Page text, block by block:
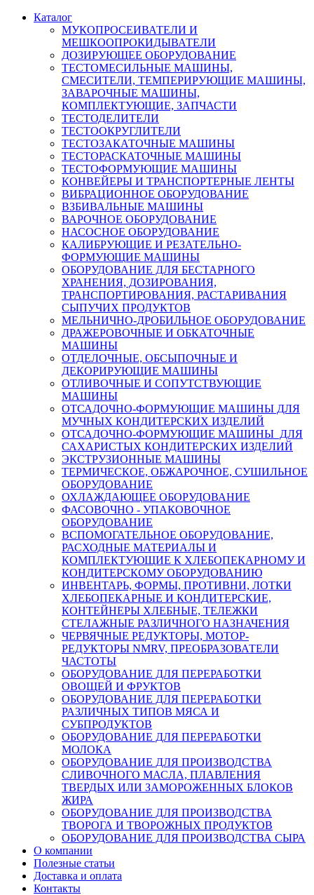
Каталог
МУКОПРОСЕИВАТЕЛИ И
МЕШКООПРОКИДЫВАТЕЛИ
ДОЗИРУЮЩЕЕ ОБОРУДОВАНИЕ
ТЕСТОМЕСИЛЬНЫЕ МАШИНЫ,
СМЕСИТЕЛИ, ТЕМПЕРИРУЮЩИЕ МАШИНЫ,
ЗАВАРОЧНЫЕ МАШИНЫ,
КОМПЛЕКТУЮЩИЕ, ЗАПЧАСТИ
ТЕСТОДЕЛИТЕЛИ
ТЕСТООКРУГЛИТЕЛИ
ТЕСТОЗАКАТОЧНЫЕ МАШИНЫ
ТЕСТОРАСКАТОЧНЫЕ МАШИНЫ
ТЕСТОФОРМУЮЩИЕ МАШИНЫ
КОНВЕЙЕРЫ И ТРАНСПОРТЕРНЫЕ ЛЕНТЫ
ВИБРАЦИОННОЕ ОБОРУДОВАНИЕ
ВЗБИВАЛЬНЫЕ МАШИНЫ
ВАРОЧНОЕ ОБОРУДОВАНИЕ
НАСОСНОЕ ОБОРУДОВАНИЕ
КАЛИБРУЮЩИЕ И РЕЗАТЕЛЬНО-
ФОРМУЮЩИЕ МАШИНЫ
ОБОРУДОВАНИЕ ДЛЯ БЕСТАРНОГО
ХРАНЕНИЯ, ДОЗИРОВАНИЯ,
ТРАНСПОРТИРОВАНИЯ, РАСТАРИВАНИЯ
СЫПУЧИХ ПРОДУКТОВ
МЕЛЬНИЧНО-ДРОБИЛЬНОЕ ОБОРУДОВАНИЕ
ДРАЖЕРОВОЧНЫЕ И ОБКАТОЧНЫЕ
МАШИНЫ
ОТДЕЛОЧНЫЕ, ОБСЫПОЧНЫЕ И
ДЕКОРИРУЮЩИЕ МАШИНЫ
ОТЛИВОЧНЫЕ И СОПУТСТВУЮЩИЕ
МАШИНЫ
ОТСАДОЧНО-ФОРМУЮЩИЕ МАШИНЫ ДЛЯ
МУЧНЫХ КОНДИТЕРСКИХ ИЗДЕЛИЙ
ОТСАДОЧНО-ФОРМУЮЩИЕ МАШИНЫ ДЛЯ
САХАРИСТЫХ КОНДИТЕРСКИХ ИЗДЕЛИЙ
ЭКСТРУЗИОННЫЕ МАШИНЫ
ТЕРМИЧЕСКОЕ, ОБЖАРОЧНОЕ, СУШИЛЬНОЕ
ОБОРУДОВАНИЕ
ОХЛАЖДАЮЩЕЕ ОБОРУДОВАНИЕ
ФАСОВОЧНО - УПАКОВОЧНОЕ
ОБОРУДОВАНИЕ
ВСПОМОГАТЕЛЬНОЕ ОБОРУДОВАНИЕ,
РАСХОДНЫЕ МАТЕРИАЛЫ И
КОМПЛЕКТУЮЩИЕ К ХЛЕБОПЕКАРНОМУ И
КОНДИТЕРСКОМУ ОБОРУДОВАНИЮ
ИНВЕНТАРЬ, ФОРМЫ, ПРОТИВНИ, ЛОТКИ
ХЛЕБОПЕКАРНЫЕ И КОНДИТЕРСКИЕ,
КОНТЕЙНЕРЫ ХЛЕБНЫЕ, ТЕЛЕЖКИ
СТЕЛАЖНЫЕ РАЗЛИЧНОГО НАЗНАЧЕНИЯ
ЧЕРВЯЧНЫЕ РЕДУКТОРЫ, МОТОР-
РЕДУКТОРЫ NMRV, ПРЕОБРАЗОВАТЕЛИ
ЧАСТОТЫ
ОБОРУДОВАНИЕ ДЛЯ ПЕРЕРАБОТКИ
ОВОЩЕЙ И ФРУКТОВ
ОБОРУДОВАНИЕ ДЛЯ ПЕРЕРАБОТКИ
РАЗЛИЧНЫХ ТИПОВ МЯСА И
СУБПРОДУКТОВ
ОБОРУДОВАНИЕ ДЛЯ ПЕРЕРАБОТКИ
МОЛОКА
ОБОРУДОВАНИЕ ДЛЯ ПРОИЗВОДСТВА
СЛИВОЧНОГО МАСЛА, ПЛАВЛЕНИЯ
ТВЕРДЫХ ИЛИ ЗАМОРОЖЕННЫХ БЛОКОВ
ЖИРА
ОБОРУДОВАНИЕ ДЛЯ ПРОИЗВОДСТВА
ТВОРОГА И ТВОРОЖНЫХ ПРОДУКТОВ
ОБОРУДОВАНИЕ ДЛЯ ПРОИЗВОДСТВА СЫРА
О компании
Полезные статьи
Доставка и оплата
Контакты